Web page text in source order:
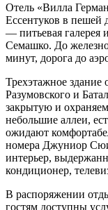
Отель «Вилла
Ессентуков в пешей
— питьевая галерея
Семашко. До
минут, дорога до
Трехэтажное здание
Разумовского и
закрытую и
небольшие аллеи,
ожидают
номера Джуниор
интерьер,
кондиционер,
В распоряжении
гостям доступны